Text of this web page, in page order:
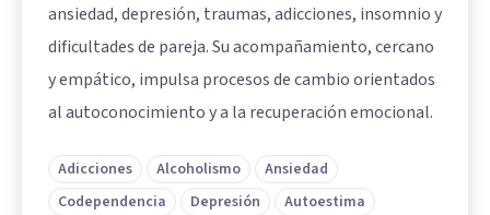
ansiedad, depresión, traumas, adicciones, insomnio y
dificultades de pareja. Su acompañamiento, cercano
y empático, impulsa procesos de cambio orientados
al autoconocimiento y a la recuperación emocional.
Adicciones Alcoholismo
Ansiedad
Codependencia
Depresión
Autoestima